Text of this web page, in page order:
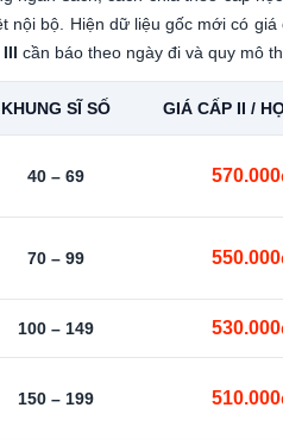
nội bộ. Hiện dữ liệu gốc mới có giá
cần báo theo ngày đi và quy mô
KHUNG SĨ SỐ GIÁ CẤP II /
40 – 69
70 – 99
100 – 149
150 – 199